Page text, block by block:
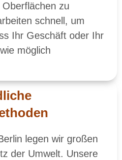
zu
schnell, um
Ihr Geschäft oder Ihr
möglich
legen wir großen
der Umwelt. Unsere